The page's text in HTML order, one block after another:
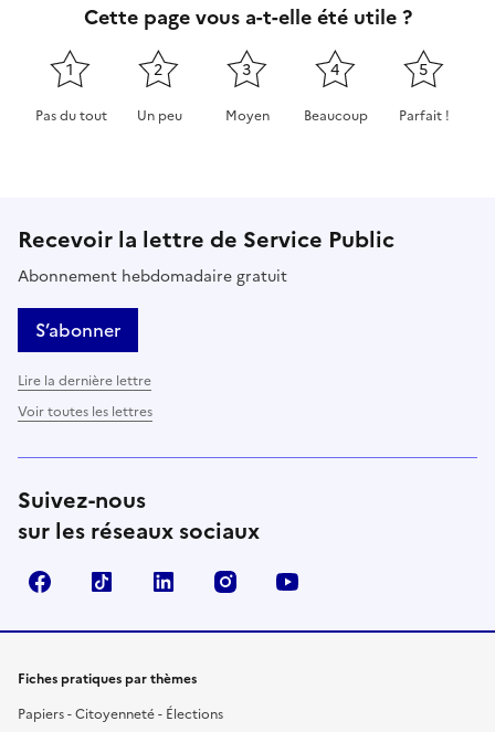
Cette page vous a-t-elle été utile ?
1
Pas du tout
2
Un peu
3
Moyen
4
Beaucoup
5
Parfait !
Recevoir la lettre de Service Public
Abonnement hebdomadaire gratuit
S’abonner
Lire la dernière lettre
Voir toutes les lettres
Suivez-nous
sur les réseaux sociaux
FacebookTikTok LinkedIn Instagram
Fiches pratiques par thèmes
Papiers - Citoyenneté - Élections